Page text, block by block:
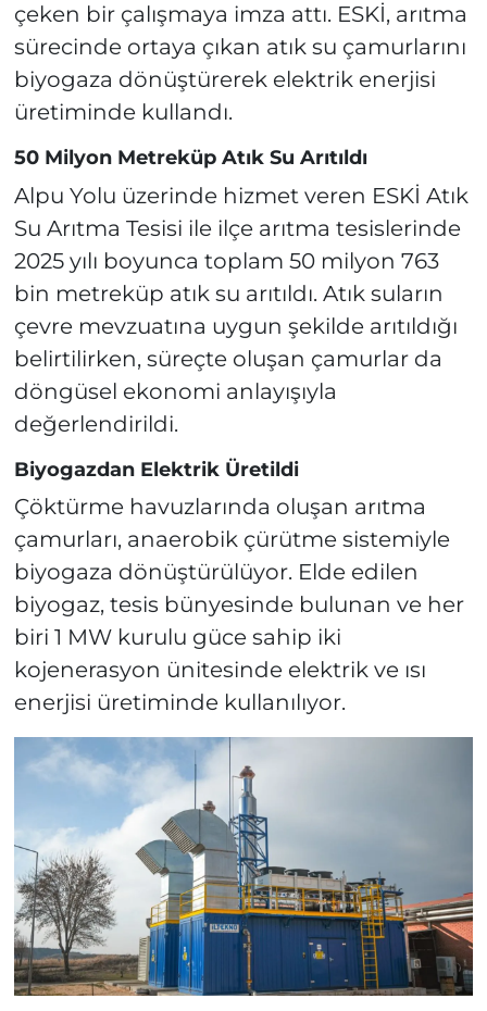
çeken bir çalışmaya imza attı. ESKİ, arıtma
sürecinde ortaya çıkan atık su çamurlarını
biyogaza dönüştürerek elektrik enerjisi
üretiminde kullandı.
50 Milyon Metreküp Atık Su Arıtıldı
Alpu Yolu üzerinde hizmet veren ESKİ Atık
Su Arıtma Tesisi ile ilçe arıtma tesislerinde
2025 yılı boyunca toplam 50 milyon 763
bin metreküp atık su arıtıldı. Atık suların
çevre mevzuatına uygun şekilde arıtıldığı
belirtilirken, süreçte oluşan çamurlar da
döngüsel ekonomi anlayışıyla
değerlendirildi.
Biyogazdan Elektrik Üretildi
Çöktürme havuzlarında oluşan arıtma
çamurları, anaerobik çürütme sistemiyle
biyogaza dönüştürülüyor. Elde edilen
biyogaz, tesis bünyesinde bulunan ve her
biri 1 MW kurulu güce sahip iki
kojenerasyon ünitesinde elektrik ve ısı
enerjisi üretiminde kullanılıyor.